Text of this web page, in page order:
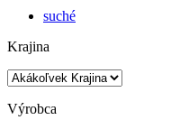
suché
Krajina
Výrobca